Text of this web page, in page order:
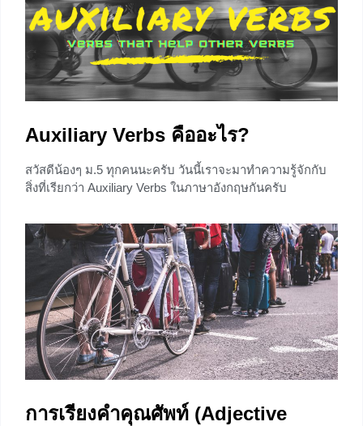
Auxiliary Verbs คืออะไร?
สวัสดีน้องๆ ม.5 ทุกคนนะครับ วันนี้เราจะมาทำความรู้จักกับ
สิ่งที่เรียกว่า Auxiliary Verbs ในภาษาอังกฤษกันครับ
การเรียงคำคุณศัพท์ (Adjective